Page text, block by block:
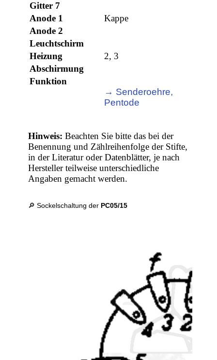
Gitter 7
Anode 1
Kappe
Anode 2
Leuchtschirm
Heizung
2, 3
Abschirmung
Funktion
→ Senderoehre,
Pentode
Hinweis: Beachten Sie bitte das bei der
Benennung und Zählreihenfolge der Stifte,
in der Literatur oder Datenblätter, je nach
Hersteller teilweise unterschiedliche
Angaben gemacht werden.
🔎 Sockelschaltung der PC05/15